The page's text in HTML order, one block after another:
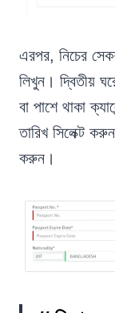
এরপর, নিচের
লিখুন। দ্বিতীয়
বা পাশে থাকা
তারিখ সিলেক্ট
করুন।